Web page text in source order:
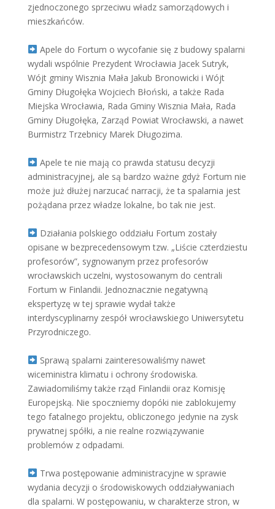
zjednoczonego sprzeciwu władz samorządowych i
mieszkańców.
Apele do Fortum o wycofanie się z budowy spalarni
wydali wspólnie Prezydent Wrocławia Jacek Sutryk,
Wójt gminy Wisznia Mała Jakub Bronowicki i Wójt
Gminy Długołęka Wojciech Błoński, a także Rada
Miejska Wrocławia, Rada Gminy Wisznia Mała, Rada
Gminy Długołęka, Zarząd Powiat Wrocławski, a nawet
Burmistrz Trzebnicy Marek Długozima.
Apele te nie mają co prawda statusu decyzji
administracyjnej, ale są bardzo ważne gdyż Fortum nie
może już dłużej narzucać narracji, że ta spalarnia jest
pożądana przez władze lokalne, bo tak nie jest.
Działania polskiego oddziału Fortum zostały
opisane w bezprecedensowym tzw. „Liście czterdziestu
profesorów”, sygnowanym przez profesorów
wrocławskich uczelni, wystosowanym do centrali
Fortum w Finlandii. Jednoznacznie negatywną
ekspertyzę w tej sprawie wydał także
interdyscyplinarny zespół wrocławskiego Uniwersytetu
Przyrodniczego.
Sprawą spalarni zainteresowaliśmy nawet
wiceministra klimatu i ochrony środowiska.
Zawiadomiliśmy także rząd Finlandii oraz Komisję
Europejską. Nie spoczniemy dopóki nie zablokujemy
tego fatalnego projektu, obliczonego jedynie na zysk
prywatnej spółki, a nie realne rozwiązywanie
problemów z odpadami.
Trwa postępowanie administracyjne w sprawie
wydania decyzji o środowiskowych oddziaływaniach
dla spalarni. W postępowaniu, w charakterze stron, w